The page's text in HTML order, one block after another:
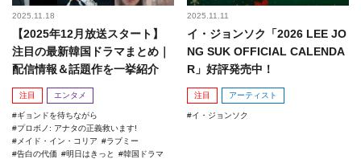
2025.11.18
【2025年12月放送スタート】
注目の最新韓国ドラマまとめ｜
配信情報＆話題作を一挙紹介
注目 エンタメ
ギョンドを待ちながら
プロボノ: アナタの正義救います!
メイド・イン・コリア
ラブミー
告白の代価
明日はきっと 韓国ドラマ
2025.11.11
イ・ジョンソク「2026 LEE JO
NG SUK OFFICIAL CALENDA
R」好評発売中！
注目 アーティスト
イ・ジョンソク